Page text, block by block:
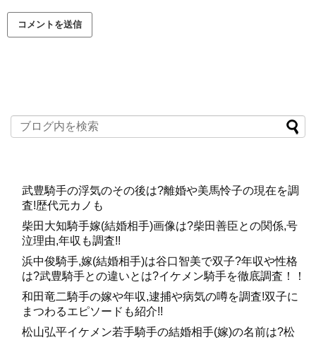
武豊騎手の浮気のその後は?離婚や美馬怜子の現在を調
査!歴代元カノも
柴田大知騎手嫁(結婚相手)画像は?柴田善臣との関係,号
泣理由,年収も調査!!
浜中俊騎手,嫁(結婚相手)は谷口智美で双子?年収や性格
は?武豊騎手との違いとは?イケメン騎手を徹底調査！！
和田竜二騎手の嫁や年収,逮捕や病気の噂を調査!双子に
まつわるエピソードも紹介!!
松山弘平イケメン若手騎手の結婚相手(嫁)の名前は?松